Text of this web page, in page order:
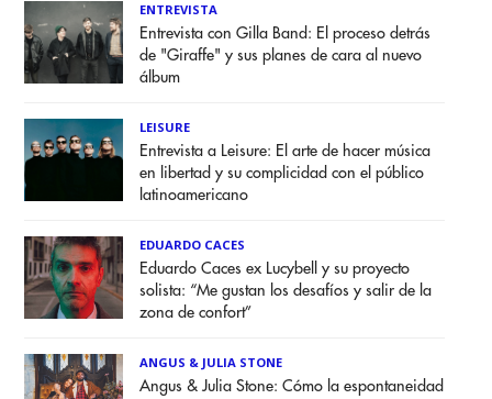
ENTREVISTA
Entrevista con Gilla Band: El proceso detrás
de "Giraffe" y sus planes de cara al nuevo
álbum
LEISURE
Entrevista a Leisure: El arte de hacer música
en libertad y su complicidad con el público
latinoamericano
EDUARDO CACES
Eduardo Caces ex Lucybell y su proyecto
solista: “Me gustan los desafíos y salir de la
zona de confort”
ANGUS & JULIA STONE
Angus & Julia Stone: Cómo la espontaneidad